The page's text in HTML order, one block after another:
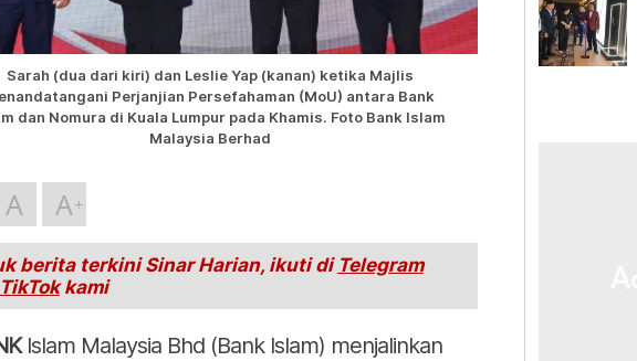
Sarah (dua dari kiri) dan Leslie Yap (kanan) ketika Majlis
Perjanjian Persefahaman (MoU) antara Bank
dan Nomura di Kuala Lumpur pada Khamis. Foto Bank Islam
Malaysia Berhad
A A
berita terkini Sinar Harian, ikuti di Telegram
TikTokkami
Islam Malaysia Bhd (Bank Islam) menjalinkan